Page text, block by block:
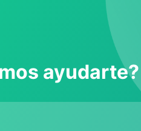
ayudarte?